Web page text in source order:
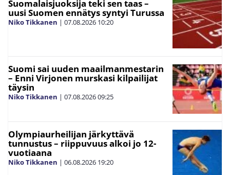
Suomalaisjuoksija teki sen taas –
uusi Suomen ennätys syntyi Turussa
Niko Tikkanen | 07.08.2026 10:20
Suomi sai uuden maailmanmestarin
– Enni Virjonen murskasi kilpailijat
täysin
Niko Tikkanen | 07.08.202609:25
Olympiaurheilijan järkyttävä
tunnustus – riippuvuus alkoi jo 12-
vuotiaana
Niko Tikkanen | 06.08.2026 19:20